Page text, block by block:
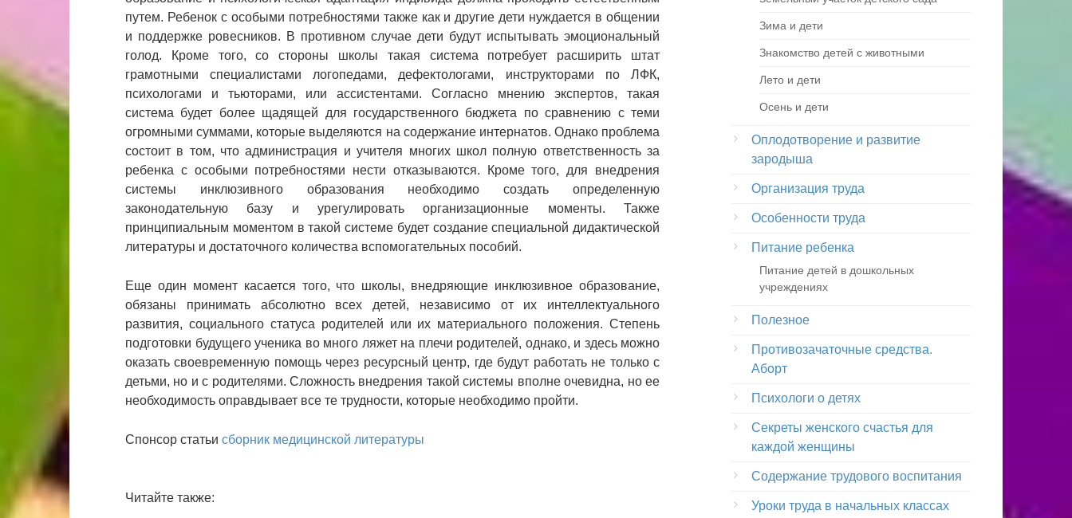
путем. Ребенок с особыми потребностями также как и другие дети нуждается в общении
и поддержке ровесников. В противном случае дети будут испытывать эмоциональный
голод. Кроме того, со стороны школы такая система потребует расширить штат
грамотными специалистами логопедами, дефектологами, инструкторами по ЛФК,
психологами и тьюторами, или ассистентами. Согласно мнению экспертов, такая
система будет более щадящей для государственного бюджета по сравнению с теми
огромными суммами, которые выделяются на содержание интернатов. Однако проблема
состоит в том, что администрация и учителя многих школ полную ответственность за
ребенка с особыми потребностями нести отказываются. Кроме того, для внедрения
системы инклюзивного образования необходимо создать определенную
законодательную базу и урегулировать организационные моменты. Также
принципиальным моментом в такой системе будет создание специальной дидактической
литературы и достаточного количества вспомогательных пособий.
Еще один момент касается того, что школы, внедряющие инклюзивное образование,
обязаны принимать абсолютно всех детей, независимо от их интеллектуального
развития, социального статуса родителей или их материального положения. Степень
подготовки будущего ученика во много ляжет на плечи родителей, однако, и здесь можно
оказать своевременную помощь через ресурсный центр, где будут работать не только с
детьми, но и с родителями. Сложность внедрения такой системы вполне очевидна, но ее
необходимость оправдывает все те трудности, которые необходимо пройти.
Спонсор статьи сборник медицинской литературы
Читайте также:
Зима и дети
Знакомство детей с животными
Лето и дети
Осень и дети
Оплодотворение и развитие
зародыша
Организация труда
Особенности труда
Питание ребенка
Питание детей в дошкольных
учреждениях
Полезное
Противозачаточные средства.
Аборт
Психологи о детях
Секреты женского счастья для
каждой женщины
Содержание трудового воспитания
Уроки труда в начальных классах